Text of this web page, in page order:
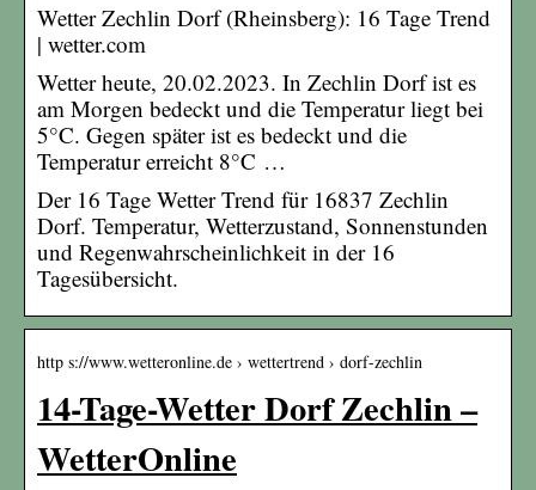
Wetter Zechlin Dorf (Rheinsberg): 16 Tage Trend
| wetter.com
Wetter heute, 20.02.2023. In Zechlin Dorf ist es
am Morgen bedeckt und die Temperatur liegt bei
5°C. Gegen später ist es bedeckt und die
Temperatur erreicht 8°C …
Der 16 Tage Wetter Trend für 16837 Zechlin
Dorf. Temperatur, Wetterzustand, Sonnenstunden
und Regenwahrscheinlichkeit in der 16
Tagesübersicht.
http s://www.wetteronline.de › wettertrend › dorf-zechlin
14-Tage-Wetter Dorf Zechlin –
WetterOnline